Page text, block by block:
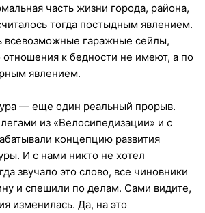
часть жизни города, района,
тогда постыдным явлением.
всевозможные гаражные сейлы,
отношения к бедности не имеют, а по
явлением.
— еще один реальный прорыв.
из «Велосипедизации» и с
концепцию развития
И с нами никто не хотел
звучало это слово, все чиновники
и спешили по делам. Сами видите,
изменилась. Да, на это